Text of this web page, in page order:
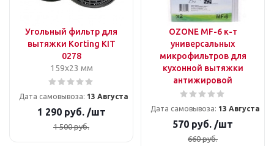
Угольный фильтр для
вытяжки Korting KIT
0278
159х23 мм
Дата самовывоза: 13 Августа
1 290руб. /шт
1 500руб.
OZONE MF-6 к-т
универсальных
микрофильтров для
кухонной вытяжки
антижировой
Дата самовывоза: 13 Августа
570 руб. /шт
660руб.